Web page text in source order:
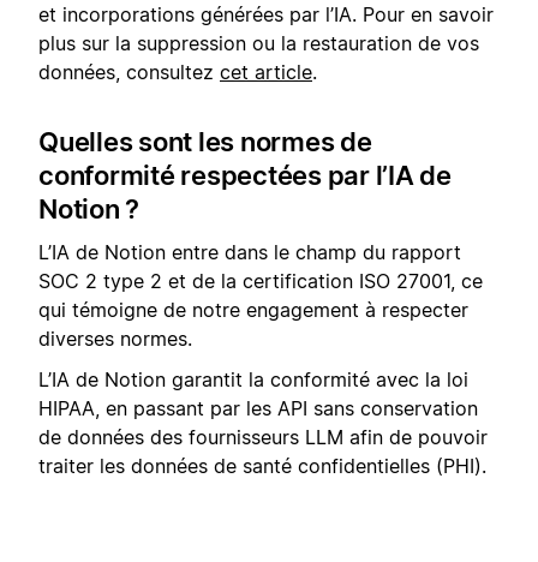
et incorporations générées par l’IA. Pour en savoir
plus sur la suppression ou la restauration de vos
données, consultez cet article.
Quelles sont les normes de
conformité respectées par l’IA de
Notion ?
L’IA de Notion entre dans le champ du rapport
SOC 2 type 2 et de la certification ISO 27001, ce
qui témoigne de notre engagement à respecter
diverses normes.
L’IA de Notion garantit la conformité avec la loi
HIPAA, en passant par les API sans conservation
de données des fournisseurs LLM afin de pouvoir
traiter les données de santé confidentielles (PHI).